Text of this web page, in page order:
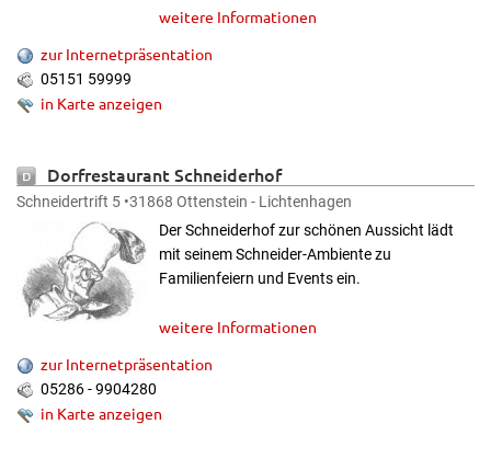
weitere Informationen
zur Internetpräsentation
05151 59999
in Karte anzeigen
Dorfrestaurant Schneiderhof
Schneidertrift 5 •31868 Ottenstein - Lichtenhagen
Der Schneiderhof zur schönen Aussicht lädt
mit seinem Schneider-Ambiente zu
Familienfeiern und Events ein.
weitere Informationen
zur Internetpräsentation
05286 - 9904280
in Karte anzeigen